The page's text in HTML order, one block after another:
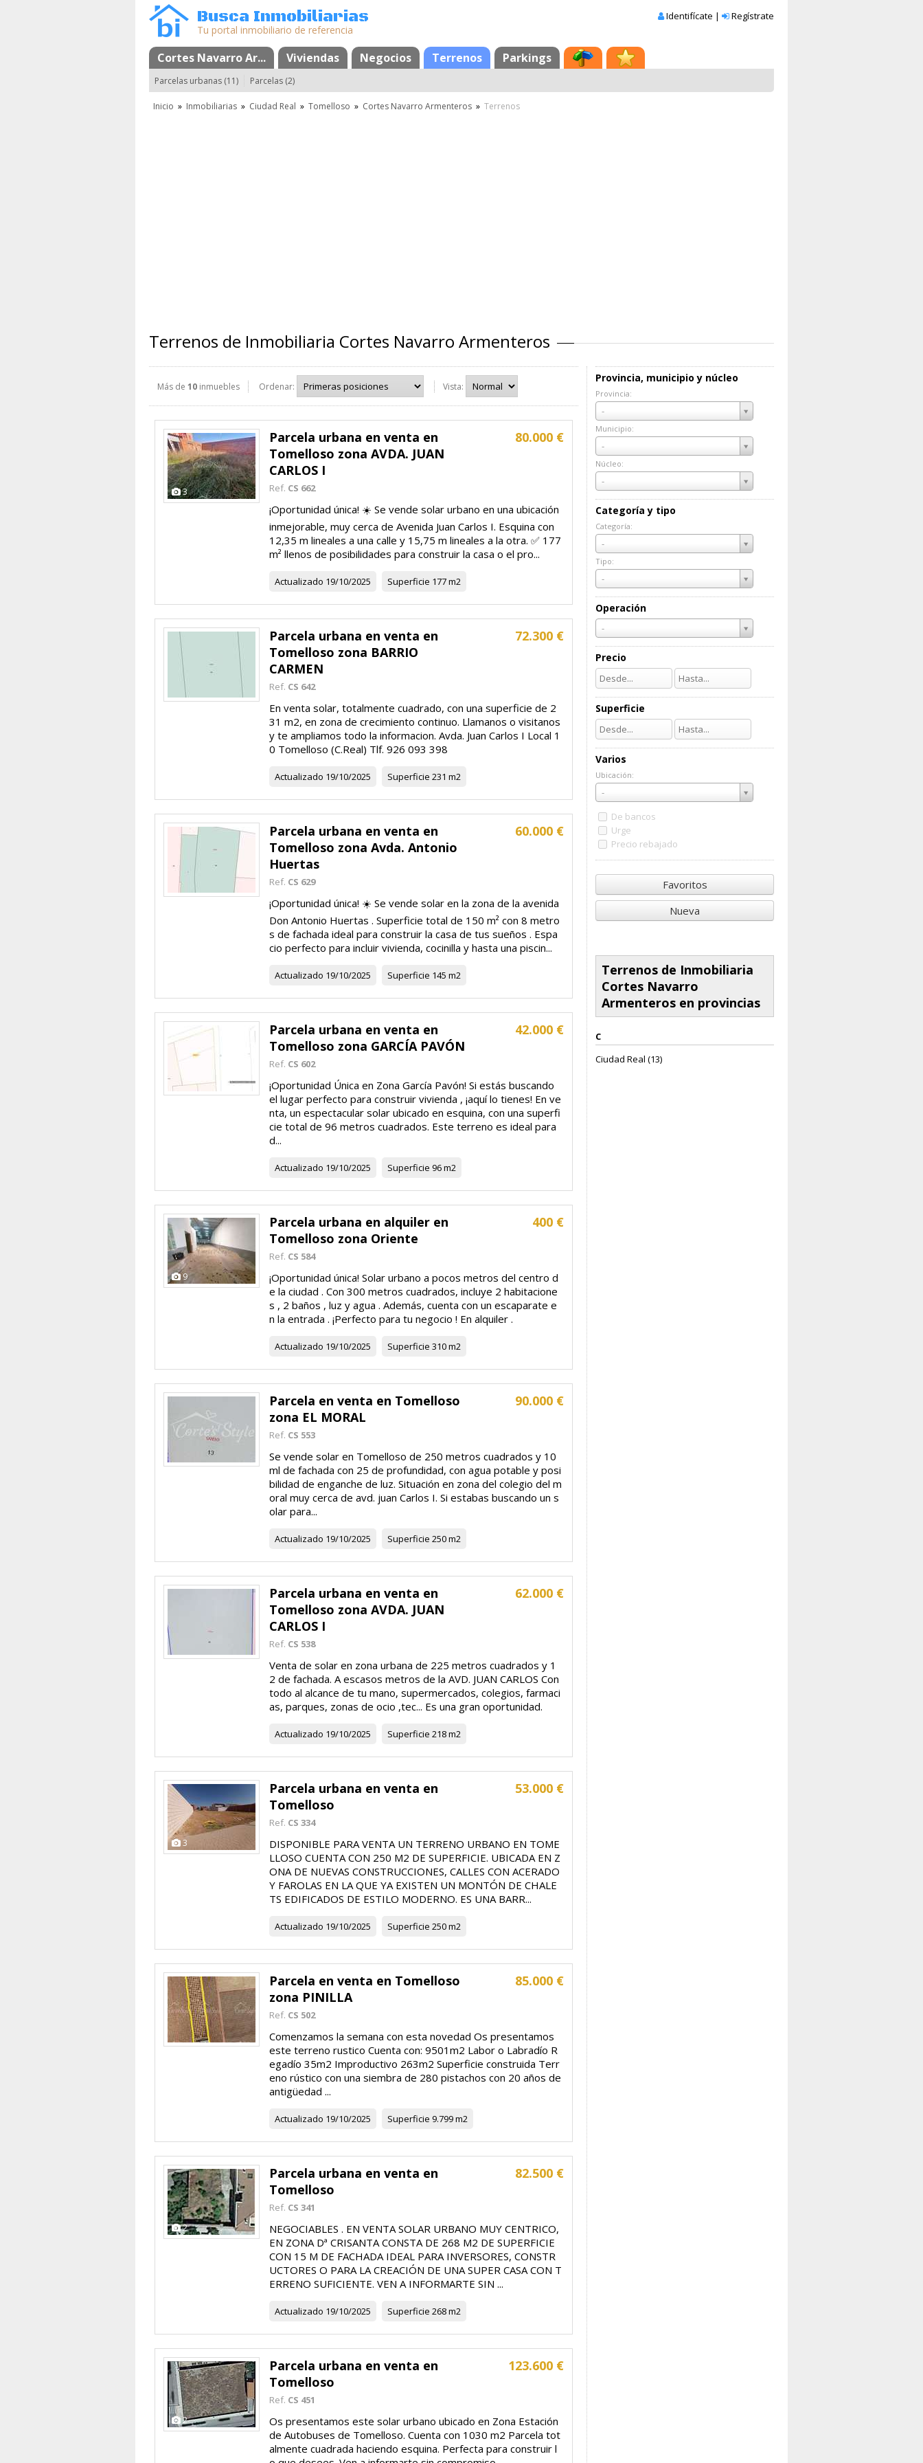
Busca Inmobiliarias
Tu portal inmobiliario de referencia
Identifícate | Regístrate
Cortes Navarro Ar... Viviendas Negocios Terrenos Parkings
MapaFavoritos
Parcelas urbanas (11) Parcelas (2)
Inicio » Inmobiliarias » Ciudad Real » Tomelloso » Cortes Navarro Armenteros » Terrenos
Terrenos de Inmobiliaria Cortes Navarro Armenteros
Provincia, municipio y núcleo
Provincia:
-
Provincia:
Municipio:
-
Municipio:
Núcleo:
-
Núcleo:
Categoría y tipo
Categoría:
-
Categoría:
Tipo:
-
Tipo:
Operación
-
Precio
Superficie
Varios
Ubicación:
-
Ubicación:
De bancos
Urge
Precio rebajado
Favoritos
Nueva
Terrenos de Inmobiliaria
Cortes Navarro
Armenteros en provincias
C
Ciudad Real (13)
Más de 10 inmuebles Ordenar: Vista:
3
80.000 €
Parcela urbana en venta en
Tomelloso zona AVDA. JUAN
CARLOS I
Ref. CS 662
¡Oportunidad única! ☀️ Se vende solar urbano en una ubicación
inmejorable, muy cerca de Avenida Juan Carlos I. Esquina con
12,35 m lineales a una calle y 15,75 m lineales a la otra. ✅ 177
m² llenos de posibilidades para construir la casa o el pro...
Actualizado 19/10/2025 Superficie 177 m2
72.300 €
Parcela urbana en venta en
Tomelloso zona BARRIO
CARMEN
Ref. CS 642
En venta solar, totalmente cuadrado, con una superficie de 2
31 m2, en zona de crecimiento continuo. Llamanos o visitanos
y te ampliamos todo la informacion. Avda. Juan Carlos I Local 1
0 Tomelloso (C.Real) Tlf. 926 093 398
Actualizado 19/10/2025 Superficie 231 m2
60.000 €
Parcela urbana en venta en
Tomelloso zona Avda. Antonio
Huertas
Ref. CS 629
¡Oportunidad única! ☀️ Se vende solar en la zona de la avenida
Don Antonio Huertas ️. Superficie total de 150 m² con 8 metro
s de fachada ideal para construir la casa de tus sueños . Espa
cio perfecto para incluir vivienda, cocinilla y hasta una piscin...
Actualizado 19/10/2025 Superficie 145 m2
42.000 €
Parcela urbana en venta en
Tomelloso zona GARCÍA PAVÓN
Ref. CS 602
¡Oportunidad Única en Zona García Pavón! Si estás buscando
el lugar perfecto para construir vivienda , ¡aquí lo tienes! En ve
nta, un espectacular solar ubicado en esquina, con una superfi
cie total de 96 metros cuadrados. Este terreno es ideal para
d...
Actualizado 19/10/2025 Superficie 96 m2
9
400 €
Parcela urbana en alquiler en
Tomelloso zona Oriente
Ref. CS 584
¡Oportunidad única! Solar urbano a pocos metros del centro d
e la ciudad ️. Con 300 metros cuadrados, incluye 2 habitacione
s ️, 2 baños , luz y agua . Además, cuenta con un escaparate e
n la entrada . ¡Perfecto para tu negocio ! En alquiler .
Actualizado 19/10/2025 Superficie 310 m2
90.000 €
Parcela en venta en Tomelloso
zona EL MORAL
Ref. CS 553
Se vende solar en Tomelloso de 250 metros cuadrados y 10
ml de fachada con 25 de profundidad, con agua potable y posi
bilidad de enganche de luz. Situación en zona del colegio del m
oral muy cerca de avd. juan Carlos I. Si estabas buscando un s
olar para...
Actualizado 19/10/2025 Superficie 250 m2
62.000 €
Parcela urbana en venta en
Tomelloso zona AVDA. JUAN
CARLOS I
Ref. CS 538
Venta de solar en zona urbana de 225 metros cuadrados y 1
2 de fachada. A escasos metros de la AVD. JUAN CARLOS Con
todo al alcance de tu mano, supermercados, colegios, farmaci
as, parques, zonas de ocio ,tec... Es una gran oportunidad.
Actualizado 19/10/2025 Superficie 218 m2
3
53.000 €
Parcela urbana en venta en
Tomelloso
Ref. CS 334
DISPONIBLE PARA VENTA UN TERRENO URBANO EN TOME
LLOSO CUENTA CON 250 M2 DE SUPERFICIE. UBICADA EN Z
ONA DE NUEVAS CONSTRUCCIONES, CALLES CON ACERADO
Y FAROLAS EN LA QUE YA EXISTEN UN MONTÓN DE CHALE
TS EDIFICADOS DE ESTILO MODERNO. ES UNA BARR...
Actualizado 19/10/2025 Superficie 250 m2
85.000 €
Parcela en venta en Tomelloso
zona PINILLA
Ref. CS 502
Comenzamos la semana con esta novedad Os presentamos
este terreno rustico Cuenta con: 9501m2 Labor o Labradío R
egadío 35m2 Improductivo 263m2 Superficie construida Terr
eno rústico con una siembra de 280 pistachos con 20 años de
antigüedad ...
Actualizado 19/10/2025 Superficie 9.799 m2
2
82.500 €
Parcela urbana en venta en
Tomelloso
Ref. CS 341
NEGOCIABLES . EN VENTA SOLAR URBANO MUY CENTRICO,
EN ZONA Dª CRISANTA CONSTA DE 268 M2 DE SUPERFICIE
CON 15 M DE FACHADA IDEAL PARA INVERSORES, CONSTR
UCTORES O PARA LA CREACIÓN DE UNA SUPER CASA CON T
ERRENO SUFICIENTE. VEN A INFORMARTE SIN ...
Actualizado 19/10/2025 Superficie 268 m2
2
123.600 €
Parcela urbana en venta en
Tomelloso
Ref. CS 451
Os presentamos este solar urbano ubicado en Zona Estación
de Autobuses de Tomelloso. Cuenta con 1030 m2 Parcela tot
almente cuadrada haciendo esquina. Perfecta para construir l